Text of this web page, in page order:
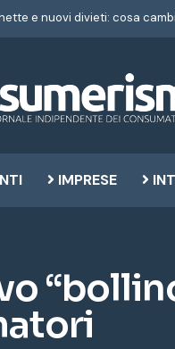
IMPRESE